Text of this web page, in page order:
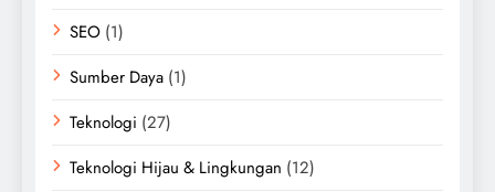
SEO (1)
Sumber Daya (1)
Teknologi (27)
Teknologi Hijau & Lingkungan (12)